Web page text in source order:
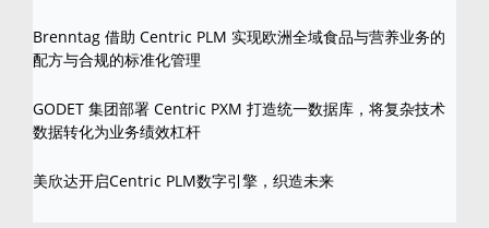
Brenntag 借助 Centric PLM 实现欧洲全域食品与营养业务的
配方与合规的标准化管理
GODET 集团部署 Centric PXM 打造统一数据库，将复杂技术
数据转化为业务绩效杠杆
美欣达开启Centric PLM数字引擎，织造未来